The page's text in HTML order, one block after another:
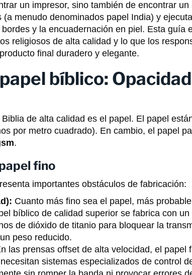
un impresor, sino también de encontrar
menudo denominados papel India) y
y la encuadernación en piel. Esta guía
religiosos de alta calidad y lo que los
final duradero y elegante.
bíblico:
de alta calidad es el papel. El papel
por metro cuadrado). En cambio, el papel
.
fino
importantes obstáculos de fabricación:
Cuanto más fino sea el papel, más
bíblico de calidad superior se fabrica con
de dióxido de titanio para bloquear la
peso reducido.
las prensas offset de alta velocidad, el papel
sistemas especializados de control